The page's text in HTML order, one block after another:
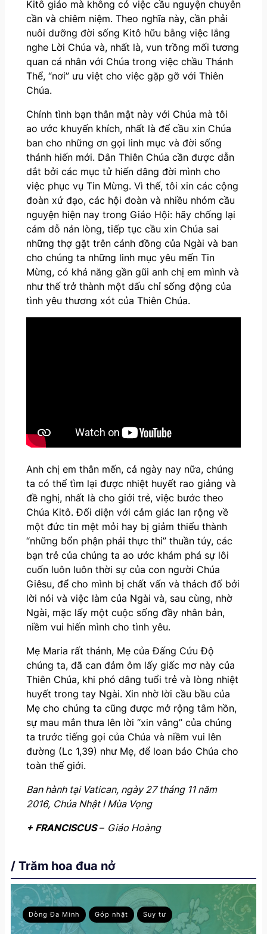
Kitô giáo mà không có việc cầu nguyện chuyên
cần và chiêm niệm. Theo nghĩa này, cần phải
nuôi dưỡng đời sống Kitô hữu bằng việc lắng
nghe Lời Chúa và, nhất là, vun trồng mối tương
quan cá nhân với Chúa trong việc chầu Thánh
Thể, “nơi” ưu việt cho việc gặp gỡ với Thiên
Chúa.
Chính tình bạn thân mật này với Chúa mà tôi
ao ước khuyến khích, nhất là để cầu xin Chúa
ban cho những ơn gọi linh mục và đời sống
thánh hiến mới. Dân Thiên Chúa cần được dẫn
dắt bởi các mục tử hiến dâng đời mình cho
việc phục vụ Tin Mừng. Vì thế, tôi xin các cộng
đoàn xứ đạo, các hội đoàn và nhiều nhóm cầu
nguyện hiện nay trong Giáo Hội: hãy chống lại
cám dỗ nản lòng, tiếp tục cầu xin Chúa sai
những thợ gặt trên cánh đồng của Ngài và ban
cho chúng ta những linh mục yêu mến Tin
Mừng, có khả năng gần gũi anh chị em mình và
như thế trở thành một dấu chỉ sống động của
tình yêu thương xót của Thiên Chúa.
Anh chị em thân mến, cả ngày nay nữa, chúng
ta có thể tìm lại được nhiệt huyết rao giảng và
đề nghị, nhất là cho giới trẻ, việc bước theo
Chúa Kitô. Đối diện với cảm giác lan rộng về
một đức tin mệt mỏi hay bị giảm thiểu thành
“những bổn phận phải thực thi” thuần túy, các
bạn trẻ của chúng ta ao ước khám phá sự lôi
cuốn luôn luôn thời sự của con người Chúa
Giêsu, để cho mình bị chất vấn và thách đố bởi
lời nói và việc làm của Ngài và, sau cùng, nhờ
Ngài, mặc lấy một cuộc sống đầy nhân bản,
niềm vui hiến mình cho tình yêu.
Mẹ Maria rất thánh, Mẹ của Đấng Cứu Độ
chúng ta, đã can đảm ôm lấy giấc mơ này của
Thiên Chúa, khi phó dâng tuổi trẻ và lòng nhiệt
huyết trong tay Ngài. Xin nhờ lời cầu bầu của
Mẹ cho chúng ta cũng được mở rộng tâm hồn,
sự mau mắn thưa lên lời “xin vâng” của chúng
ta trước tiếng gọi của Chúa và niềm vui lên
đường (Lc 1,39) như Mẹ, để loan báo Chúa cho
toàn thế giới.
Ban hành tại Vatican, ngày 27 tháng 11 năm
2016, Chúa Nhật I Mùa Vọng
+ FRANCISCUS– Giáo Hoàng
/ Trăm hoa đua nở
Dòng Đa Minh Góp nhặt Suy tư